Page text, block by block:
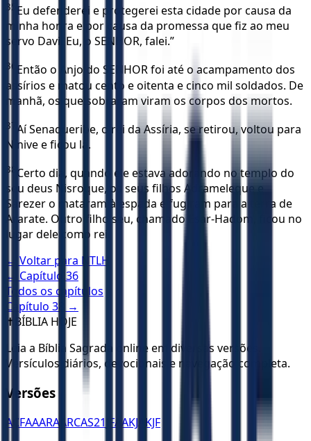
35 Eu defenderei e protegerei esta cidade por causa da
minha honra e por causa da promessa que fiz ao meu
servo Davi. Eu, o SENHOR, falei.”
36 Então o Anjo do SENHOR foi até o acampamento dos
assírios e matou cento e oitenta e cinco mil soldados. De
manhã, os que sobraram viram os corpos dos mortos.
37 Aí Senaqueribe, o rei da Assíria, se retirou, voltou para
Nínive e ficou lá.
38 Certo dia, quando ele estava adorando no templo do
seu deus Nisroque, os seus filhos Adrameleque e
Sarezer o mataram à espada e fugiram para a terra de
Ararate. Outro filho seu, chamado Esar-Hadom, ficou no
lugar dele como rei.
← Voltar para NTLH
← Capítulo 36
Todos os capítulos
Capítulo 38
→
✝️ BÍBLIA HOJE
Leia a Bíblia Sagrada online em diversas versões.
Versículos diários, devocionais e navegação completa.
Versões
ACFAAARA ARCAS21 JFAAKJA KJF